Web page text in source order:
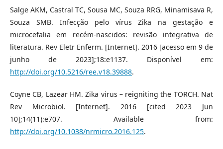
Salge AKM, Castral TC, Sousa MC, Souza RRG, Minamisava R,
Souza SMB. Infecção pelo vírus Zika na gestação e
microcefalia em recém-nascidos: revisão integrativa de
literatura. Rev Eletr Enferm. [Internet]. 2016 [acesso em 9 de
junho de 2023];18:e1137. Disponível em:
http://doi.org/10.5216/ree.v18.39888.
Coyne CB, Lazear HM. Zika virus – reigniting the TORCH. Nat
Rev Microbiol. [Internet]. 2016 [cited 2023 Jun
10];14(11):e707. Available from:
http://doi.org/10.1038/nrmicro.2016.125.